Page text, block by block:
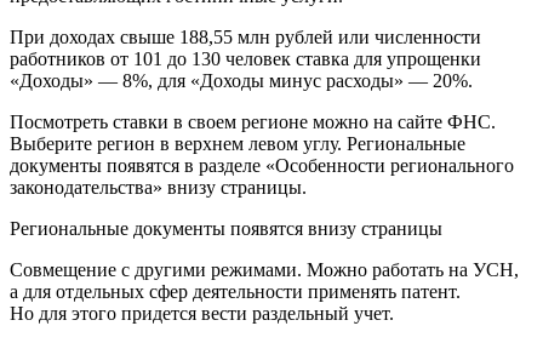
При доходах свыше 188,55 млн рублей или численности
работников от 101 до 130 человек ставка для упрощенки
«Доходы» — 8%, для «Доходы минус расходы» — 20%.
Посмотреть ставки в своем регионе можно на сайте ФНС.
Выберите регион в верхнем левом углу. Региональные
документы появятся в разделе «Особенности регионального
законодательства» внизу страницы.
Региональные документы появятся внизу страницы
Совмещение с другими режимами. Можно работать на УСН,
а для отдельных сфер деятельности применять патент.
Но для этого придется вести раздельный учет.